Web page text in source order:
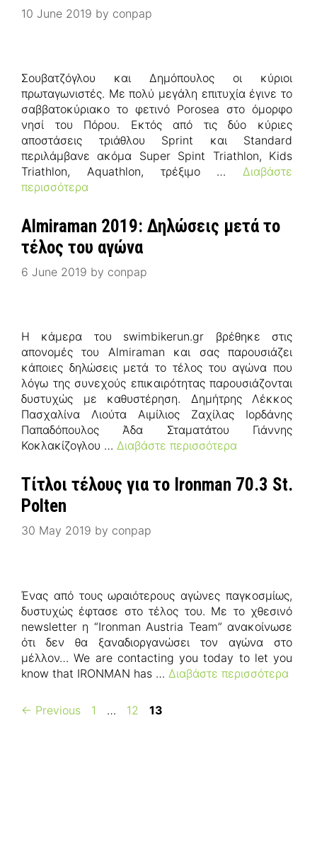
10 June 2019 by conpap
Σουβατζόγλου και Δημόπουλος οι κύριοι
πρωταγωνιστές. Με πολύ μεγάλη επιτυχία έγινε το
σαββατοκύριακο το φετινό Porosea στο όμορφο
νησί του Πόρου. Εκτός από τις δύο κύριες
αποστάσεις τριάθλου Sprint και Standard
περιλάμβανε ακόμα Super Spint Triathlon, Kids
Triathlon, Aquathlon, τρέξιμο … Διαβάστε
περισσότερα
Almiraman 2019: Δηλώσεις μετά το
τέλος του αγώνα
6 June 2019 by conpap
Η κάμερα του swimbikerun.gr βρέθηκε στις
απονομές του Almiraman και σας παρουσιάζει
κάποιες δηλώσεις μετά το τέλος του αγώνα που
λόγω της συνεχούς επικαιρότητας παρουσιάζονται
δυστυχώς με καθυστέρηση. Δημήτρης Λέκκος
Πασχαλίνα Λιούτα Αιμίλιος Ζαχίλας Ιορδάνης
Παπαδόπουλος Άδα Σταματάτου Γιάννης
Κοκλακίζογλου … Διαβάστε περισσότερα
Τίτλοι τέλους για το Ironman 70.3 St.
Polten
30 May 2019 by conpap
Ένας από τους ωραιότερους αγώνες παγκοσμίως,
δυστυχώς έφτασε στο τέλος του. Με το χθεσινό
newsletter η “Ironman Austria Team” ανακοίνωσε
ότι δεν θα ξαναδιοργανώσει τον αγώνα στο
μέλλον… We are contacting you today to let you
know that IRONMAN has … Διαβάστε περισσότερα
← Previous Page
1 … Page
12 Page
13